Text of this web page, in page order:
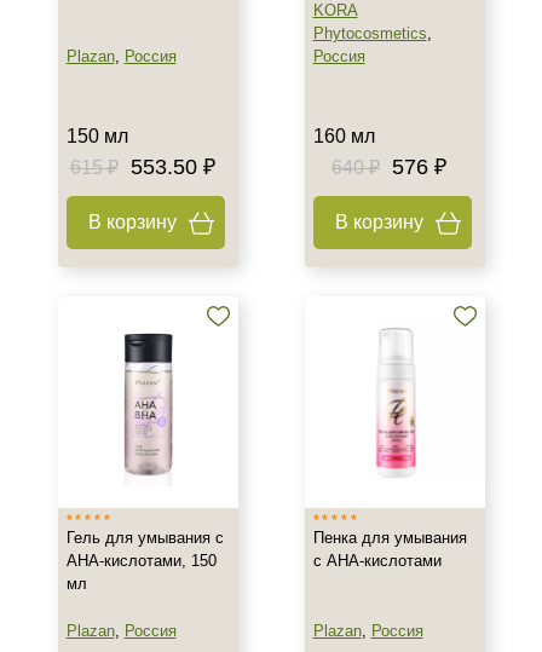
Страна
Испания
Россия
Показать еще
Тип товара
Джесснера
Молочный
Показать еще
Класс косметики
Plazan, Россия
150 мл
615 ₽
553.50 ₽
В корзину
KORA
Phytocosmetics,
Россия
160 мл
640 ₽ 576 ₽
В корзину
Гель для умывания с
АНА-кислотами, 150
мл
Plazan, Россия
Пенка для умывания
с AHA-кислотами
Plazan, Россия